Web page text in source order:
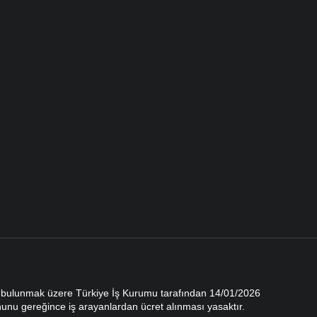
üzere Türkiye İş Kurumu tarafından 14/01/2026
gereğince iş arayanlardan ücret alınması yasaktır.